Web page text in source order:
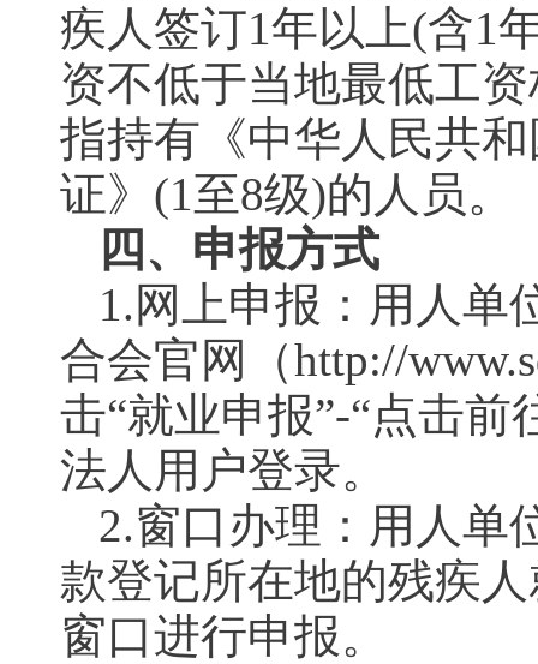
疾人签订1年以上(含1
资不低于当地最低工
指持有《中华人民共
证》(1至8级)的人员。
四、申报方式
1.网上申报：用人单
合会官网（http://
击“就业申报”-“点击
法人用户登录。
2.窗口办理：用人单
款登记所在地的残疾
窗口进行申报。